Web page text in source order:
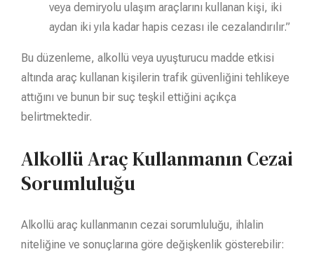
veya demiryolu ulaşım araçlarını kullanan kişi, iki
aydan iki yıla kadar hapis cezası ile cezalandırılır.”
Bu düzenleme, alkollü veya uyuşturucu madde etkisi
altında araç kullanan kişilerin trafik güvenliğini tehlikeye
attığını ve bunun bir suç teşkil ettiğini açıkça
belirtmektedir.
Alkollü Araç Kullanmanın Cezai
Sorumluluğu
Alkollü araç kullanmanın cezai sorumluluğu, ihlalin
niteliğine ve sonuçlarına göre değişkenlik gösterebilir: